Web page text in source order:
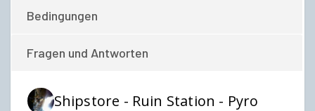
Bedingungen
Fragen und Antworten
Shipstore - Ruin Station - Pyro